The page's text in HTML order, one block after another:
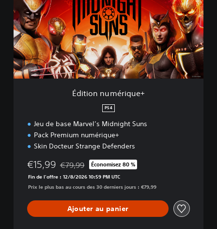
i
o
n
n
u
m
é
r
Édition numérique+
PS4
Jeu de base Marvel’s Midnight Suns
Pack Premium numérique+
Skin Docteur Strange Defenders
€15,99 Remise par rapport au prix d'origine de €79,99
€79,99 Économisez 80 %
Fin de l'offre : 12/8/2026 10:59 PM UTC
Prix le plus bas au cours des 30 derniers jours : €79,99
Ajouter au panier